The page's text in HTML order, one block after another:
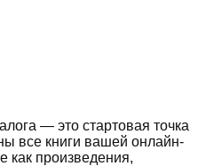
— это стартовая точка
все книги вашей онлайн-
как произведения,